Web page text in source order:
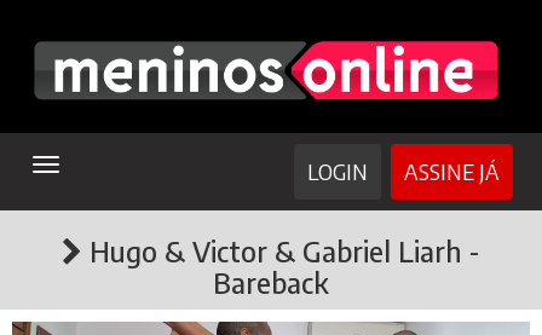
TOGGLE
ASSINE JÁ
LOGIN
Hugo & Victor & Gabriel Liarh -
Bareback